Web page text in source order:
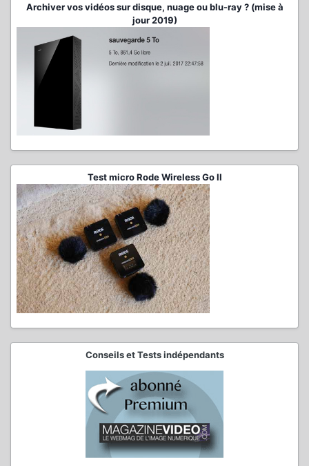
Archiver vos vidéos sur disque, nuage ou blu-ray ? (mise à
jour 2019)
Test micro Rode Wireless Go II
Conseils et Tests indépendants